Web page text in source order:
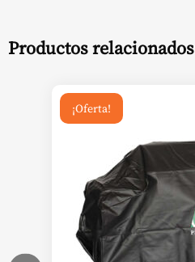
Productos relacionados
¡Oferta!